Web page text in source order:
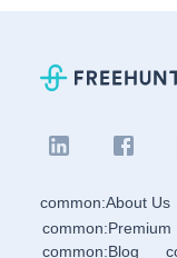
common:About Us
common:Premium
common:Blog